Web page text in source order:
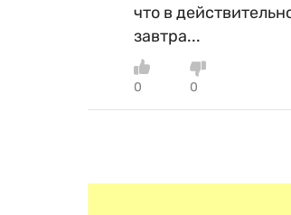
что в
завтра...
0 0